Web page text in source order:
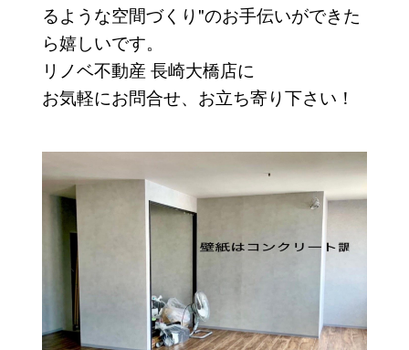
るような空間づくり"のお手伝いができた
ら嬉しいです。
リノベ不動産 長崎大橋店に
お気軽にお問合せ、お立ち寄り下さい！